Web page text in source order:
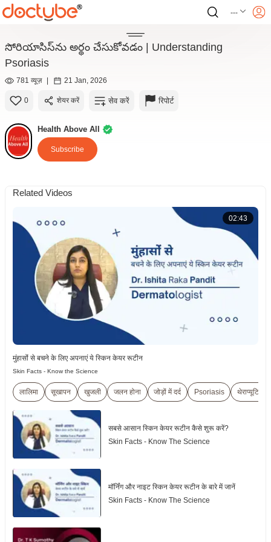
---
సోరియాసిస్‌ను అర్థం చేసుకోవడం | Understanding
Psoriasis
781 व्यूज़ | 21 Jan, 2026
0 शेयर करें सेव करें रिपोर्ट
Health Above All
Subscribe
Related Videos
02:43
मुंहासोंं से बचने के लिए अपनाएं ये स्किन केयर रूटीन
Skin Facts - Know the Science
लालिमा सूखापन खुजली जलन होना जोड़ों में दर्द Psoriasis थेराप्यूटिक
सबसे आसान स्किन केयर रूटीन कैसे शुरू करें?
Skin Facts - Know The Science
मॉर्निंग और नाइट स्किन केयर रूटीन के बारे में जानें
Skin Facts - Know The Science